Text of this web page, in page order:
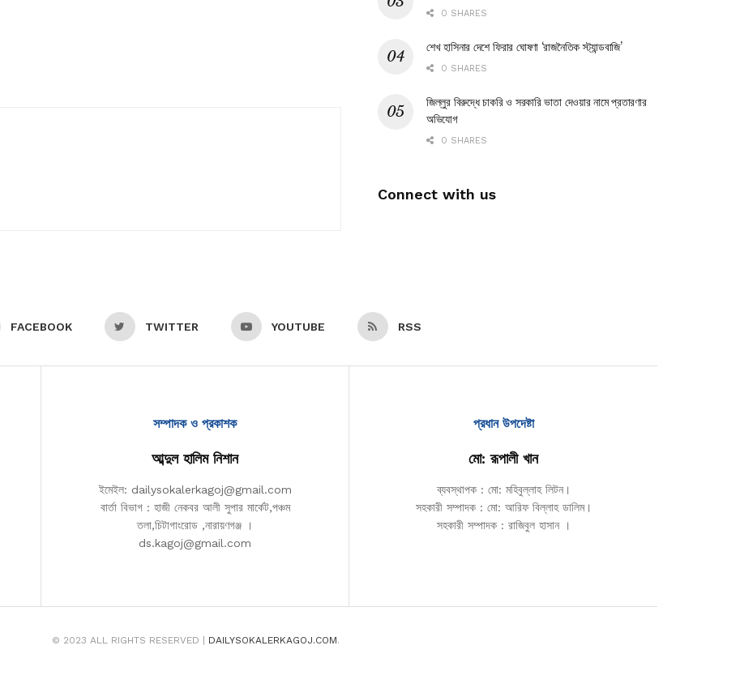
0 SHARES
শেখ হাসিনার দেশে ফিরার ঘোষণা ‘রাজনৈতিক স্ট্যান্ডবাজি’
0 SHARES
জিল্লুর বিরুদ্ধে চাকরি ও সরকারি ভাতা দেওয়ার নামে প্রতারণার
অভিযোগ
0 SHARES
Connect with us
FACEBOOK TWITTER YOUTUBE RSS
সম্পাদক ও প্রকাশক
আব্দুল হালিম নিশান
ইমেইল: dailysokalerkagoj@gmail.com
বার্তা বিভাগ : হাজী নেকবর আলী সুপার মার্কেট,পঞ্চম
তলা,চিটাগাংরোড ,নারায়ণগঞ্জ ।
ds.kagoj@gmail.com
প্রধান উপদেষ্টা
মো: রূপালী খান
ব্যবস্থাপক : মো: মহিবুল্লাহ লিটন।
সহকারী সম্পাদক : মো: আরিফ বিল্লাহ ডালিম।
সহকারী সম্পাদক : রাজিবুল হাসান ।
© 2023 ALL RIGHTS RESERVED | DAILYSOKALERKAGOJ.COM.